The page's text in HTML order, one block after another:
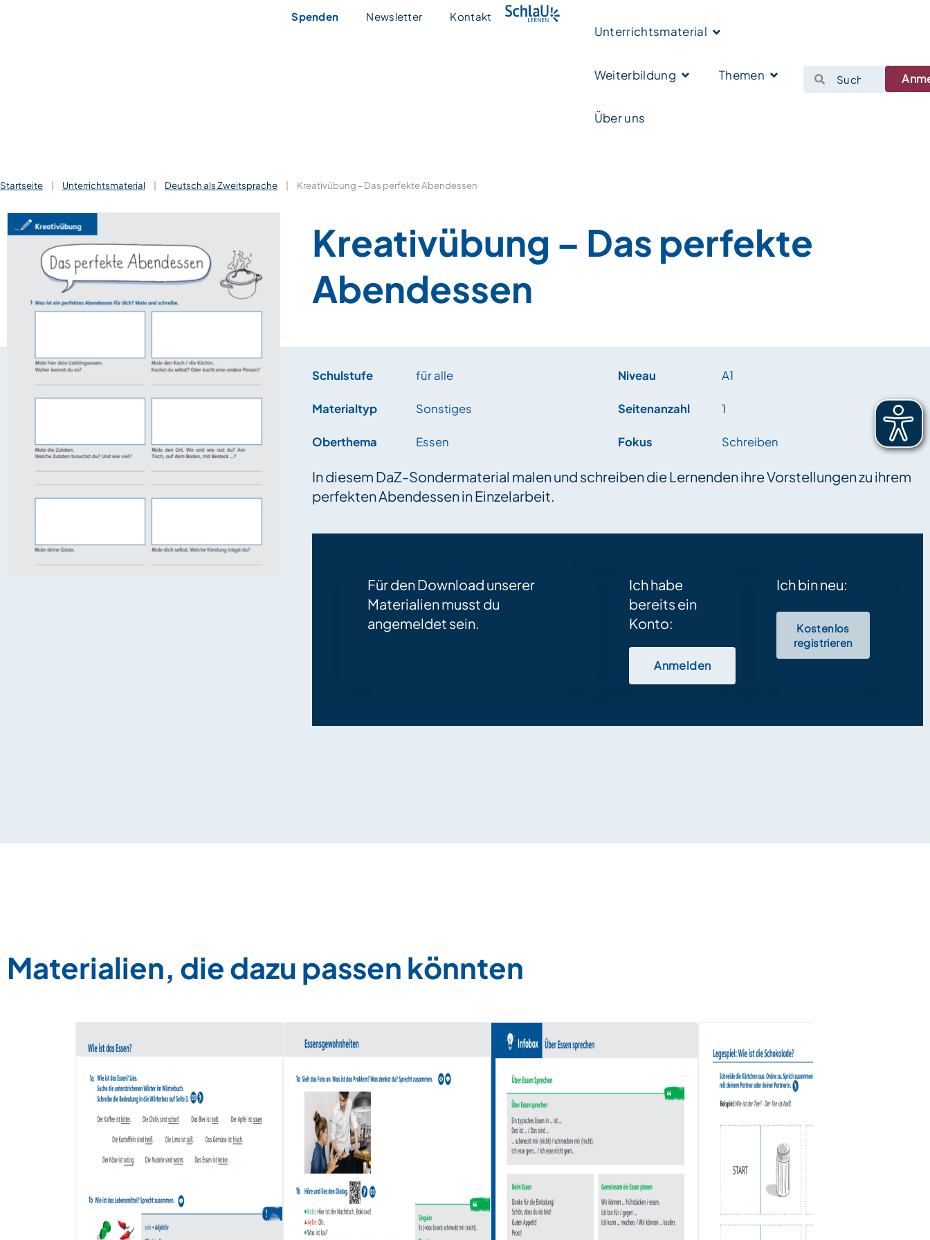
Spenden Newsletter Kontakt
Unterrichtsmaterial
Weiterbildung Themen
Über uns
Startseite | Unterrichtsmaterial | Deutsch als Zweitsprache | Kreativübung – Das perfekte Abendessen
Kreativübung – Das perfekte
Abendessen
Schulstufe für alle
Materialtyp Sonstiges
Oberthema Essen
Niveau A1
Seitenanzahl 1
Fokus Schreiben
In diesem DaZ-Sondermaterial malen und schreiben die Lernenden ihre Vorstellungen zu ihrem
perfekten Abendessen in Einzelarbeit.
Für den Download unserer
Materialien musst du
angemeldet sein.
Ich habe
bereits ein
Konto:
Anmelden
Ich bin neu:
Kostenlos
registrieren
Materialien, die dazu passen könnten